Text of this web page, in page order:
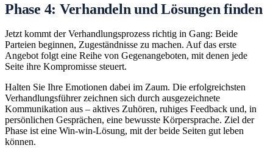
Phase 4: Verhandeln und Lösungen finden
Jetzt kommt der Verhandlungsprozess richtig in Gang: Beide
Parteien beginnen, Zugeständnisse zu machen. Auf das erste
Angebot folgt eine Reihe von Gegenangeboten, mit denen jede
Seite ihre Kompromisse steuert.
Halten Sie Ihre Emotionen dabei im Zaum. Die erfolgreichsten
Verhandlungsführer zeichnen sich durch ausgezeichnete
Kommunikation aus – aktives Zuhören, ruhiges Feedback und, in
persönlichen Gesprächen, eine bewusste Körpersprache. Ziel der
Phase ist eine Win-win-Lösung, mit der beide Seiten gut leben
können.